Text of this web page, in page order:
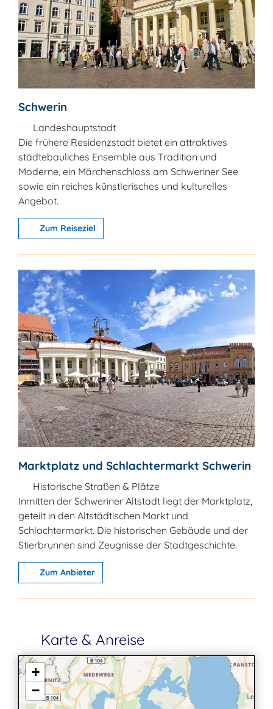
Schwerin
Landeshauptstadt
Die frühere Residenzstadt bietet ein attraktives
städtebauliches Ensemble aus Tradition und
Moderne, ein Märchenschloss am Schweriner See
sowie ein reiches künstlerisches und kulturelles
Angebot.
Zum Reiseziel
Marktplatz und Schlachtermarkt Schwerin
Historische Straßen & Plätze
Inmitten der Schweriner Altstadt liegt der Marktplatz,
geteilt in den Altstädtischen Markt und
Schlachtermarkt. Die historischen Gebäude und der
Stierbrunnen sind Zeugnisse der Stadtgeschichte.
Zum Anbieter
Karte & Anreise
+
−